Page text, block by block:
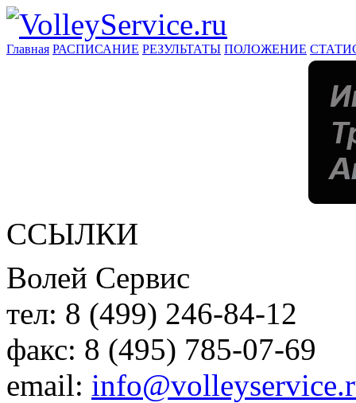
Главная РАСПИСАНИЕ РЕЗУЛЬТАТЫ ПОЛОЖЕНИЕ
ССЫЛКИ
Волей Сервис
тел: 8 (499) 246-84-12
факс: 8 (495) 785-07-69
email: